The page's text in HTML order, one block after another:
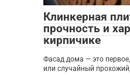
Клинкерная
прочность и
кирпичике
Фасад дома — это
или случайный